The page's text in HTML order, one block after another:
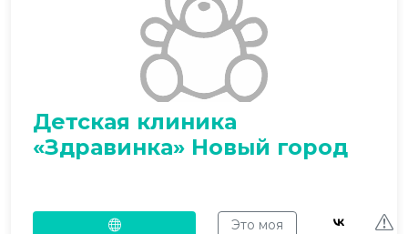
Детская клиника
«Здравинка» Новый город
Это моя